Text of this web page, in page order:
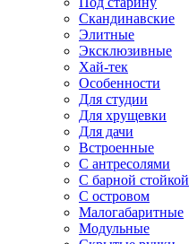
Скандинавские
Элитные
Эксклюзивные
Хай-тек
Особенности
Для студии
Для хрущевки
Для дачи
Встроенные
С антресолями
С барной стойкой
С островом
Малогабаритные
Модульные